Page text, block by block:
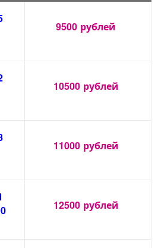
9500 рублей
10500 рублей
11000 рублей
12500 рублей